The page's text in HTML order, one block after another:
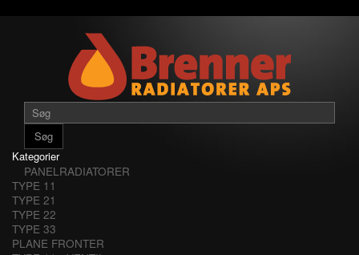
Søg
Kategorier
PANELRADIATORER
TYPE 11
TYPE 21
TYPE 22
TYPE 33
PLANE FRONTER